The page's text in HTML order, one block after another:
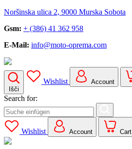
Noršinska ulica 2, 9000 Murska Sobota
Gsm: + (386) 41 362 958
E-Mail: info@moto-oprema.com
Išči
Wishlist Account
Search for:
Wishlist Account Cart